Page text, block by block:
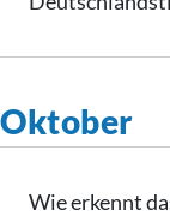
Oktober
Wie erkennt